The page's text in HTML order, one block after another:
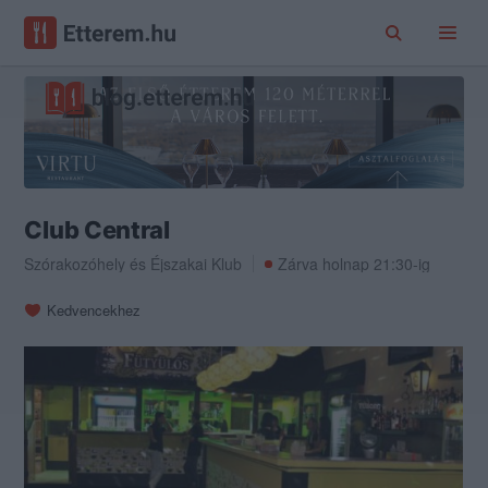
Club Central
Szórakozóhely és Éjszakai Klub Zárva holnap 21:30-ig
Kedvencekhez